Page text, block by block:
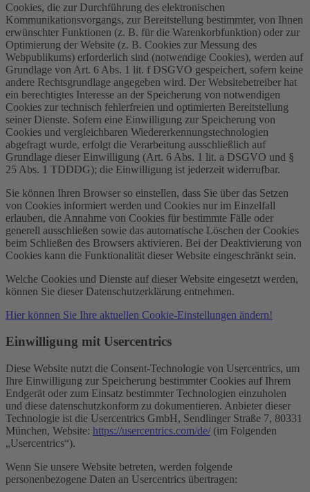
Cookies, die zur Durchführung des elektronischen
Kommunikationsvorgangs, zur Bereitstellung bestimmter, von Ihnen
erwünschter Funktionen (z. B. für die Warenkorbfunktion) oder zur
Optimierung der Website (z. B. Cookies zur Messung des
Webpublikums) erforderlich sind (notwendige Cookies), werden auf
Grundlage von Art. 6 Abs. 1 lit. f DSGVO gespeichert, sofern keine
andere Rechtsgrundlage angegeben wird. Der Websitebetreiber hat
ein berechtigtes Interesse an der Speicherung von notwendigen
Cookies zur technisch fehlerfreien und optimierten Bereitstellung
seiner Dienste. Sofern eine Einwilligung zur Speicherung von
Cookies und vergleichbaren Wiedererkennungstechnologien
abgefragt wurde, erfolgt die Verarbeitung ausschließlich auf
Grundlage dieser Einwilligung (Art. 6 Abs. 1 lit. a DSGVO und §
25 Abs. 1 TDDDG); die Einwilligung ist jederzeit widerrufbar.
Sie können Ihren Browser so einstellen, dass Sie über das Setzen
von Cookies informiert werden und Cookies nur im Einzelfall
erlauben, die Annahme von Cookies für bestimmte Fälle oder
generell ausschließen sowie das automatische Löschen der Cookies
beim Schließen des Browsers aktivieren. Bei der Deaktivierung von
Cookies kann die Funktionalität dieser Website eingeschränkt sein.
Welche Cookies und Dienste auf dieser Website eingesetzt werden,
können Sie dieser Datenschutzerklärung entnehmen.
Hier können Sie Ihre aktuellen Cookie-Einstellungen ändern!
Einwilligung mit Usercentrics
Diese Website nutzt die Consent-Technologie von Usercentrics, um
Ihre Einwilligung zur Speicherung bestimmter Cookies auf Ihrem
Endgerät oder zum Einsatz bestimmter Technologien einzuholen
und diese datenschutzkonform zu dokumentieren. Anbieter dieser
Technologie ist die Usercentrics GmbH, Sendlinger Straße 7, 80331
München, Website: https://usercentrics.com/de/ (im Folgenden
„Usercentrics“).
Wenn Sie unsere Website betreten, werden folgende
personenbezogene Daten an Usercentrics übertragen: